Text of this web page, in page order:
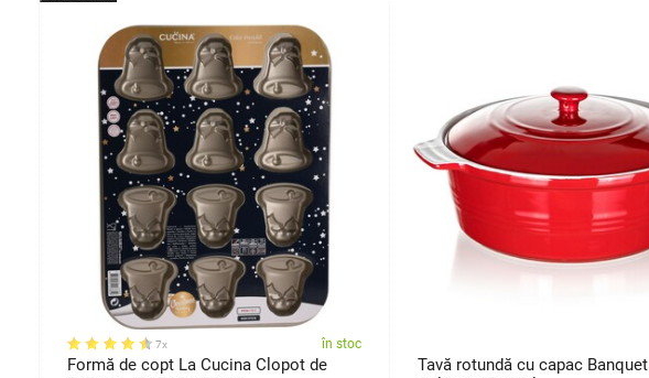
7x în stoc
Formă de copt La Cucina Clopot de
Tavă rotundă cu capac Banquet